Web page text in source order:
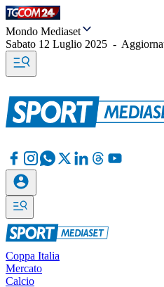
Mondo Mediaset
Sabato 12 Luglio 2025 -
Coppa Italia
Mercato
Calcio